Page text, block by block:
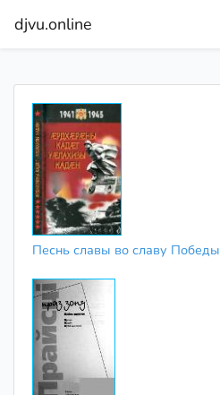
djvu.online
Песнь славы во славу Победы